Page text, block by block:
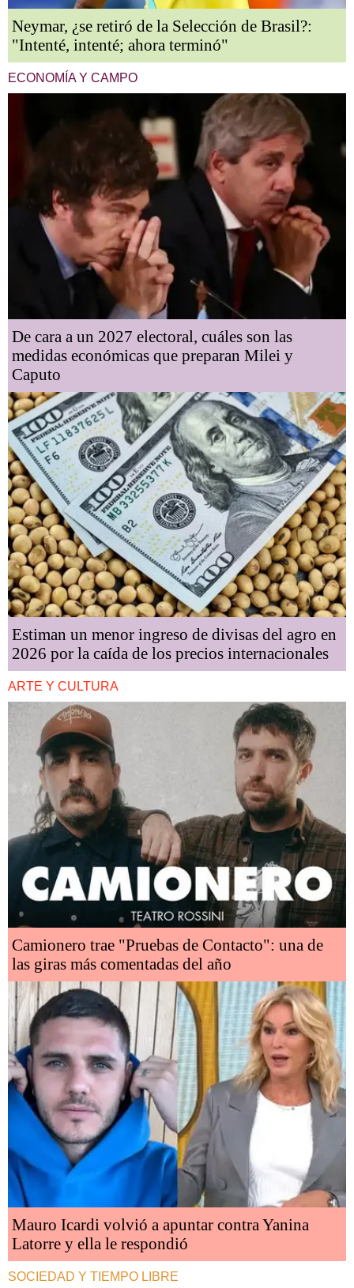
Neymar, ¿se retiró de la Selección de Brasil?:
"Intenté, intenté; ahora terminó"
ECONOMÍA Y CAMPO
De cara a un 2027 electoral, cuáles son las
medidas económicas que preparan Milei y
Caputo
Estiman un menor ingreso de divisas del agro en
2026 por la caída de los precios internacionales
ARTE Y CULTURA
Camionero trae "Pruebas de Contacto": una de
las giras más comentadas del año
Mauro Icardi volvió a apuntar contra Yanina
Latorre y ella le respondió
SOCIEDAD Y TIEMPO LIBRE